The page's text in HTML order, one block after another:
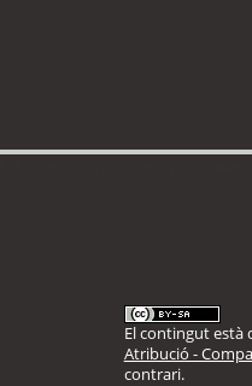
El contingut està
Atribució -
contrari.